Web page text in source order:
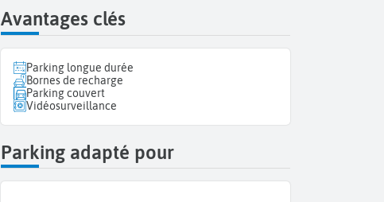
Avantages clés
Parking longue durée
Bornes de recharge
Parking couvert
Vidéosurveillance
Parking adapté pour